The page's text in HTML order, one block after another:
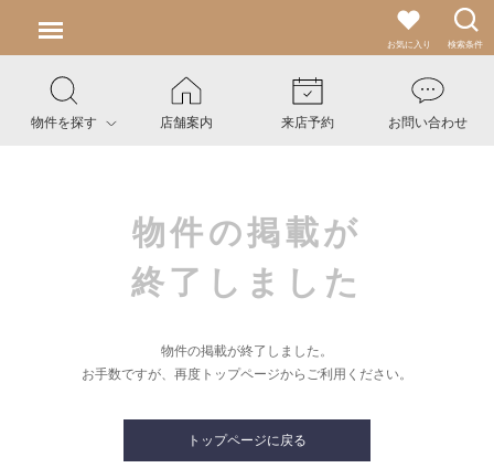
お気に入り 検索条件
物件を探す 店舗案内 来店予約 お問い合わせ
物件の掲載が
終了しました
物件の掲載が終了しました。
お手数ですが、再度トップページからご利用ください。
トップページに戻る